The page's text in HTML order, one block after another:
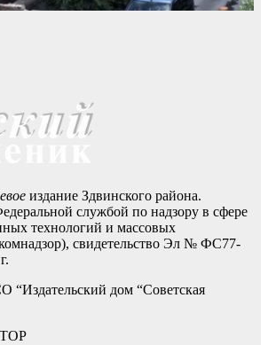
издание Здвинского района.
службой по надзору в сфере
технологий и массовых
свидетельство Эл № ФС77-
“Издательский дом “Советская